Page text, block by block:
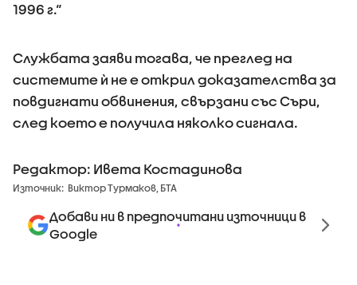
1996 г.“
Службата заяви тогава, че преглед на
системите ѝ не е открил доказателства за
повдигнати обвинения, свързани със Съри,
след което е получила няколко сигнала.
Редактор: Ивета Костадинова
Източник: Виктор Турмаков, БТА
Добави ни в предпочитани източници в
Google